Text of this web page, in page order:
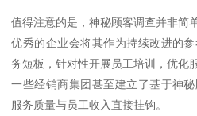
值得注意的是，神秘顾客调查并非简
优秀的企业会将其作为持续改进的
务短板，针对性开展员工培训，优化
一些经销商集团甚至建立了基于神
服务质量与员工收入直接挂钩。